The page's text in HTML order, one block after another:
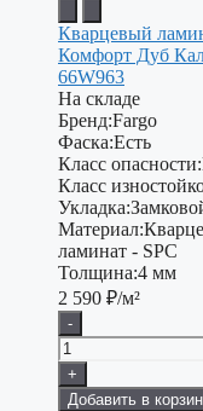
Кварцевый
Комфорт Дуб
66W963
На складе
Бренд:Fargo
Фаска:Есть
Класс опасности:
Класс
Укладка:
Материал:
ламинат - SPC
Толщина:4 мм
2 590 ₽/м²
-
+
Добавить в